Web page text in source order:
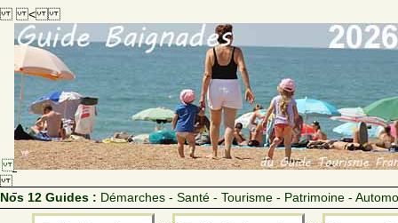
<
Nos 12 Guides : Démarches - Santé - Tourisme - Patrimoine -